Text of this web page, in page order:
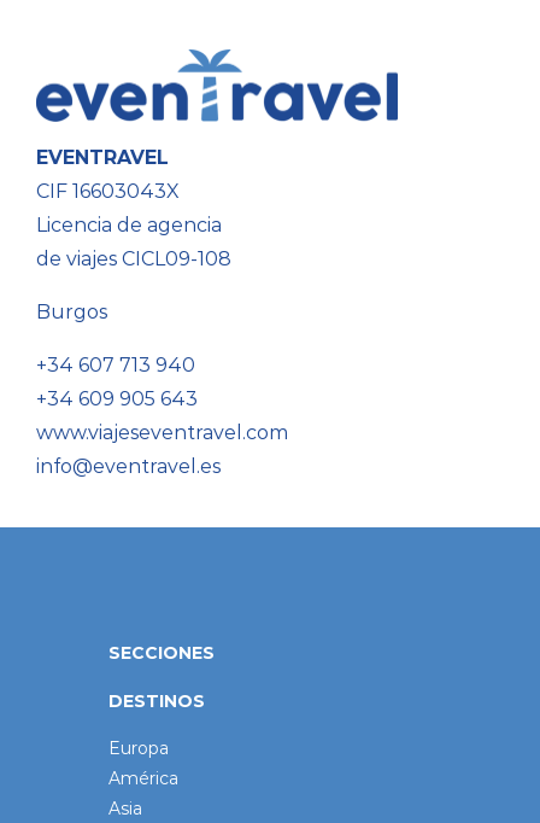
EVENTRAVEL
CIF 16603043X
Licencia de agencia
de viajes CICL09-108
Burgos
+34 607 713 940
+34 609 905 643
www.viajeseventravel.com
info@eventravel.es
SECCIONES
DESTINOS
Europa
América
Asia